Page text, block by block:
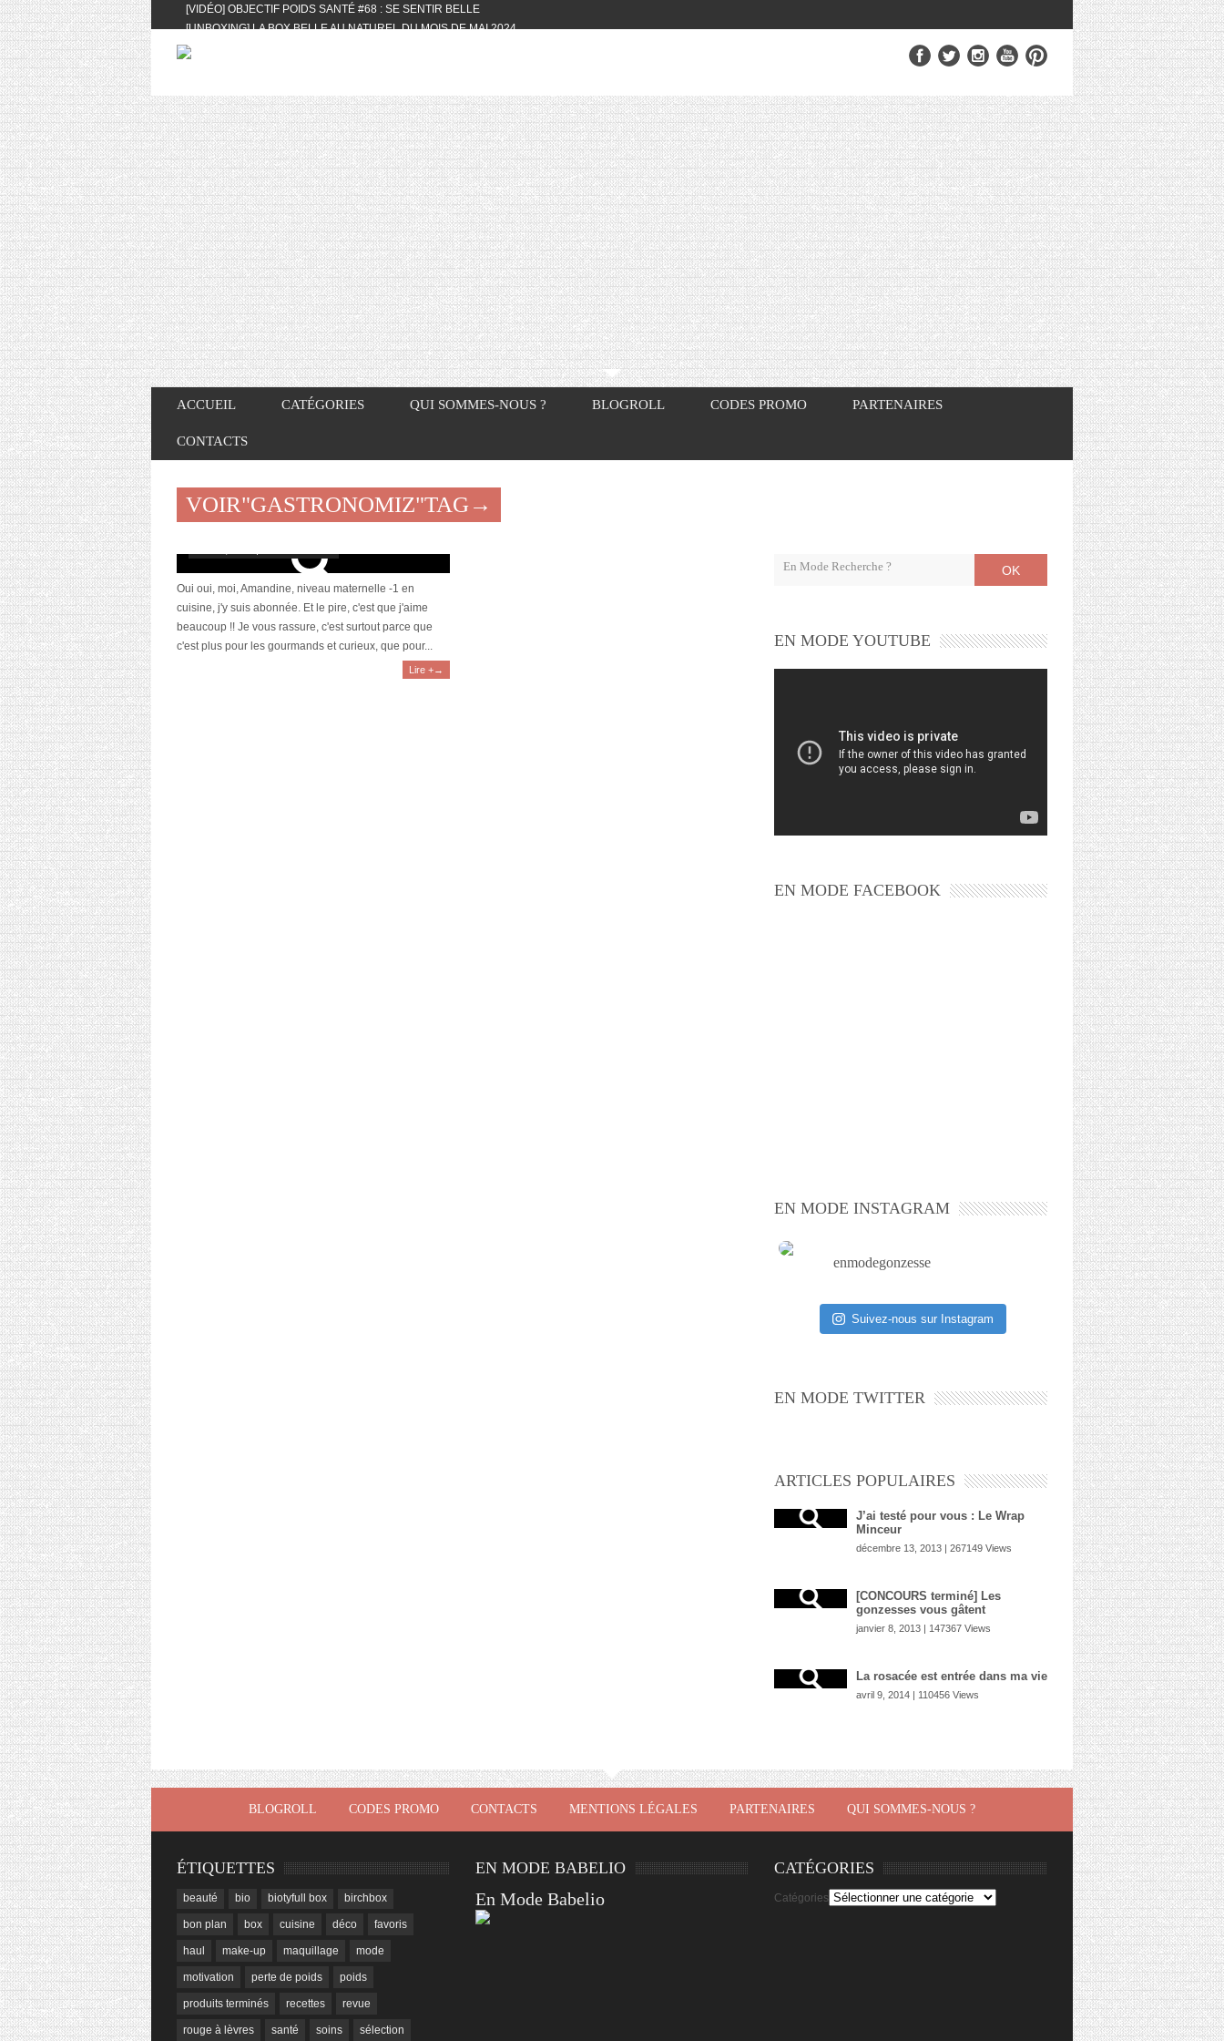
[VIDÉO] OBJECTIF POIDS SANTÉ #68 : SE SENTIR BELLE
[UNBOXING] LA BOX BELLE AU NATUREL DU MOIS DE MAI 2024
[VIDÉO] UNBOXING : LES MY LITTLE & BIOTYFULL BOX DU MOIS DE MAI 2024
[VIDÉO] QUITOQUE #10 : MEAL PREP & CONVIVIALITÉ
[VIDÉO] UNBOXING : LES MY LITTLE & BIOTYFULL BOX DU MOIS D’AVRIL
2024 FEAT. AKILA
[VIDÉO] OBJECTIF POIDS SANTÉ #67 : L’AVIS DES AUTRES, CE N’EST QUE LA
VIE DES AUTRES
[VIDÉO] UNBOXING : LES MY LITTLE & BIOTYFULL BOX DES MOIS DE
FÉVRIER ET MARS 2024 FEAT. AKILA
[VIDÉO] LA SÉLECTION DU MOIS #JANVIER2024
[VIDÉO] HELLOFRESH #34 : IDÉES RECETTES RISOTTO
ACCUEIL CATÉGORIES QUI SOMMES-NOUS ? BLOGROLL CODES PROMO PARTENAIRES
CONTACTS
VOIR"GASTRONOMIZ"TAG→
Oui oui, moi, Amandine, niveau maternelle -1 en
cuisine, j'y suis abonnée. Et le pire, c'est que j'aime
beaucoup !! Je vous rassure, c'est surtout parce que
c'est plus pour les gourmands et curieux, que pour...
Lire +→
OK
EN MODE YOUTUBE
EN MODE FACEBOOK
EN MODE INSTAGRAM
enmodegonzesse
Suivez-nous sur Instagram
EN MODE TWITTER
ARTICLES POPULAIRES
J’ai testé pour vous : Le Wrap
Minceur
décembre 13, 2013 | 267149 Views
[CONCOURS terminé] Les
gonzesses vous gâtent
janvier 8, 2013 | 147367 Views
La rosacée est entrée dans ma vie
avril 9, 2014 | 110456 Views
BLOGROLL CODES PROMO CONTACTS MENTIONS LÉGALES PARTENAIRES QUI SOMMES-NOUS ?
ÉTIQUETTES
beauté bio biotyfull box birchbox
bon plan box cuisine déco favoris
haul make-up maquillage mode
motivation perte de poids poids
produits terminés recettes revue
rouge à lèvres santé soins sélection
EN MODE BABELIO
En Mode Babelio
CATÉGORIES
Catégories